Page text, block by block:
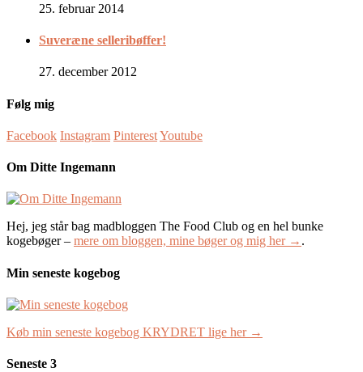
25. februar 2014
Suveræne selleribøffer!
27. december 2012
Følg mig
Facebook Instagram PinterestYoutube
Om Ditte Ingemann
Hej, jeg står bag madbloggen The Food Club og en hel bunke
kogebøger – mere om bloggen, mine bøger og mig her → .
Min seneste kogebog
Køb min seneste kogebog KRYDRET lige her →
Seneste 3